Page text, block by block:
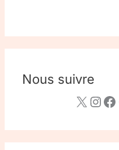
Nous suivre